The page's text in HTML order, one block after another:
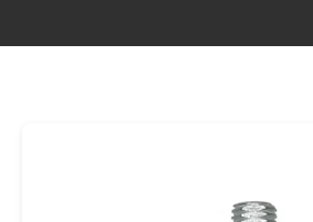
e facilidade. -de utilização e